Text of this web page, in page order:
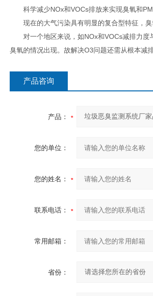
科学减少NOx和VOCs排放来实现臭氧和
现在的大气污染具有明显的复合型特征，臭
对一个地区来说，如NOx和VOCs减排力度
臭氧的情况出现。故解决O3问题还需从根本减排
产品咨询
产品：
您的单位：
您的姓名：
联系电话：
常用邮箱：
省份：